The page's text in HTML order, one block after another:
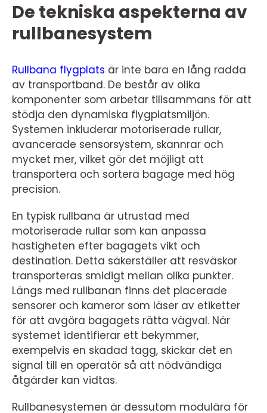
De tekniska aspekterna av
rullbanesystem
Rullbana flygplats är inte bara en lång radda
av transportband. De består av olika
komponenter som arbetar tillsammans för att
stödja den dynamiska flygplatsmiljön.
Systemen inkluderar motoriserade rullar,
avancerade sensorsystem, skannrar och
mycket mer, vilket gör det möjligt att
transportera och sortera bagage med hög
precision.
En typisk rullbana är utrustad med
motoriserade rullar som kan anpassa
hastigheten efter bagagets vikt och
destination. Detta säkerställer att resväskor
transporteras smidigt mellan olika punkter.
Längs med rullbanan finns det placerade
sensorer och kameror som läser av etiketter
för att avgöra bagagets rätta vägval. När
systemet identifierar ett bekymmer,
exempelvis en skadad tagg, skickar det en
signal till en operatör så att nödvändiga
åtgärder kan vidtas.
Rullbanesystemen är dessutom modulära för